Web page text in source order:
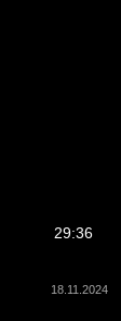
29:36
18.11.2024